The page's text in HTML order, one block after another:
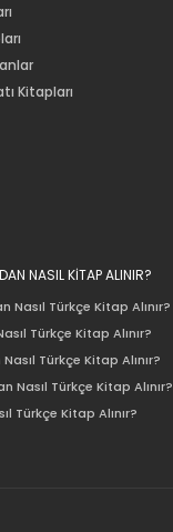
Kitapları
NASIL KİTAP ALINIR?
Nasıl Türkçe Kitap Alınır?
Türkçe Kitap Alınır?
Türkçe Kitap Alınır?
Nasıl Türkçe Kitap Alınır?
Türkçe Kitap Alınır?